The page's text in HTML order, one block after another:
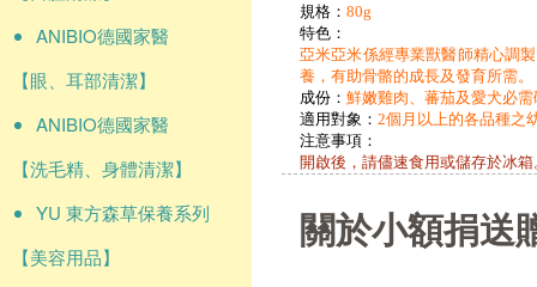
ANIBIO德國家醫
【眼、耳部清潔】
ANIBIO德國家醫
【洗毛精、身體清潔】
YU 東方森草保養系列
【美容用品】
規格： 80g
特色：
亞米亞米係經專業獸醫師精心調
養，有助骨骼的成長及發育所需。
成份： 鮮嫩雞肉、蕃茄及愛犬必
適用對象： 2個月以上的各品種之
注意事項：
開啟後，請儘速食用或儲存於冰箱
關於小額捐送